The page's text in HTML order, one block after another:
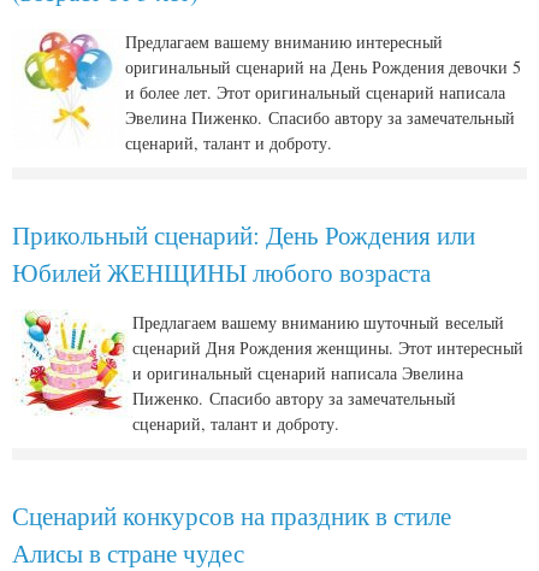
Предлагаем вашему вниманию интересный
оригинальный сценарий на День Рождения девочки 5
и более лет. Этот оригинальный сценарий написала
Эвелина Пиженко. Спасибо автору за замечательный
сценарий, талант и доброту.
Прикольный сценарий: День Рождения или
Юбилей ЖЕНЩИНЫ любого возраста
Предлагаем вашему вниманию шуточный веселый
сценарий Дня Рождения женщины. Этот интересный
и оригинальный сценарий написала Эвелина
Пиженко. Спасибо автору за замечательный
сценарий, талант и доброту.
Сценарий конкурсов на праздник в стиле
Алисы в стране чудес